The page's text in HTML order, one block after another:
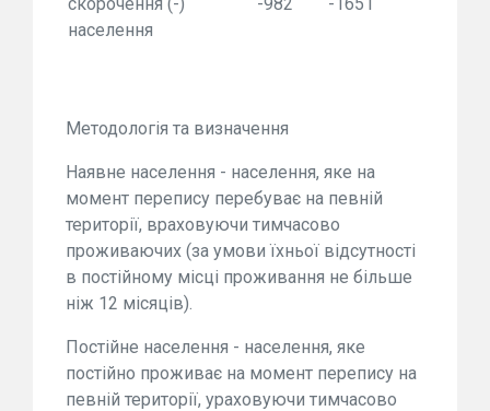
населення
Методологія та визначення
Наявне населення - населення, яке на
момент перепису перебуває на певній
території, враховуючи тимчасово
проживаючих (за умови їхньої відсутності
в постійному місці проживання не більше
ніж 12 місяців).
Постійне населення - населення, яке
постійно проживає на момент перепису на
певній території, ураховуючи тимчасово